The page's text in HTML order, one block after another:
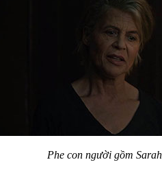
Phe con người gồm